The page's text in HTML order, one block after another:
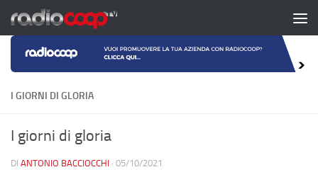
Salta al contenuto
I GIORNI DI GLORIA
I giorni di gloria
DI ANTONIO BACCIOCCHI · 05/10/2021